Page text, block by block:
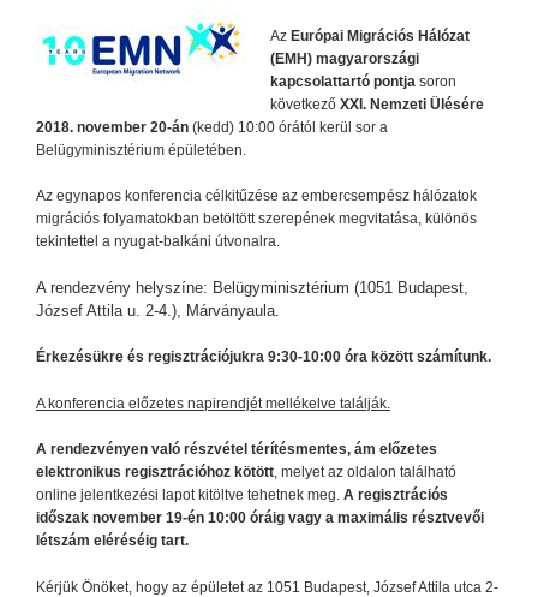
Az Európai Migrációs Hálózat
(EMH) magyarországi
kapcsolattartó pontja soron
következő XXI. Nemzeti Ülésére
2018. november 20-án (kedd) 10:00 órától kerül sor a
Belügyminisztérium épületében.
Az egynapos konferencia célkitűzése az embercsempész hálózatok
migrációs folyamatokban betöltött szerepének megvitatása, különös
tekintettel a nyugat-balkáni útvonalra.
A rendezvény helyszíne: Belügyminisztérium (1051 Budapest,
József Attila u. 2-4.), Márványaula.
Érkezésükre és regisztrációjukra 9:30-10:00 óra között számítunk.
A konferencia előzetes napirendjét mellékelve találják.
A rendezvényen való részvétel térítésmentes, ám előzetes
elektronikus regisztrációhoz kötött, melyet az oldalon található
online jelentkezési lapot kitöltve tehetnek meg. A regisztrációs
időszak november 19-én 10:00 óráig vagy a maximális résztvevői
létszám eléréséig tart.
Kérjük Önöket, hogy az épületet az 1051 Budapest, József Attila utca 2-